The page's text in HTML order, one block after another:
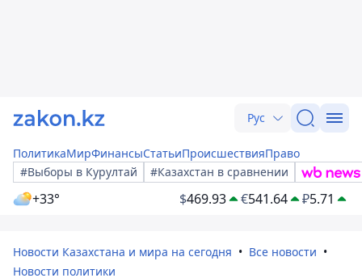
Рус
ПолитикаМирФинансыСтатьиПроисшествияПраво
#Выборы в Курултай
#Казахстан в сравнении
+33° $469.93 €541.64 ₽5.71
Новости Казахстана и мира на сегодня
Все новости
Новости политики